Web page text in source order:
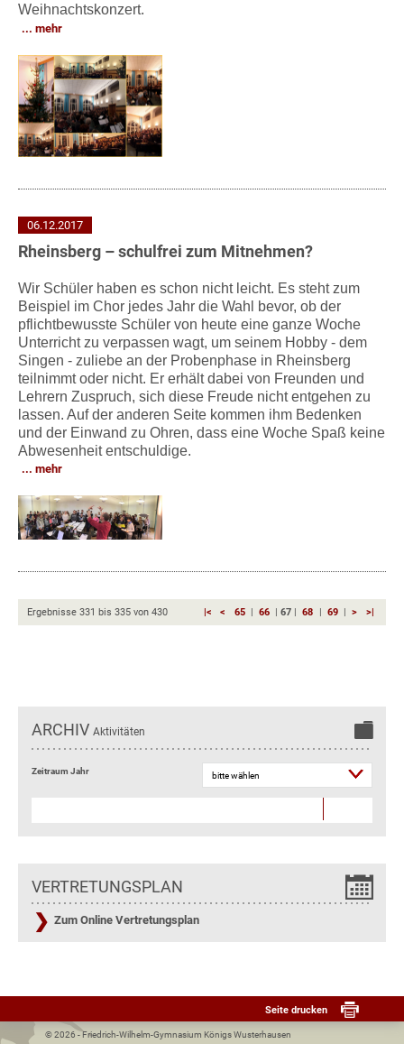
ARCHIV Aktivitäten
Zeitraum Jahr
VERTRETUNGSPLAN
Zum Online Vertretungsplan
Weihnachtskonzert.
mehr
06.12.2017
Rheinsberg – schulfrei zum Mitnehmen?
Wir Schüler haben es schon nicht leicht. Es steht zum
Beispiel im Chor jedes Jahr die Wahl bevor, ob der
pflichtbewusste Schüler von heute eine ganze Woche
Unterricht zu verpassen wagt, um seinem Hobby - dem
Singen - zuliebe an der Probenphase in Rheinsberg
teilnimmt oder nicht. Er erhält dabei von Freunden und
Lehrern Zuspruch, sich diese Freude nicht entgehen zu
lassen. Auf der anderen Seite kommen ihm Bedenken
und der Einwand zu Ohren, dass eine Woche Spaß keine
Abwesenheit entschuldige.
mehr
Ergebnisse 331 bis 335 von 430 |< < 65 | 66 |67 | 68 | 69 | > >|
Seite drucken
© 2026 - Friedrich-Wilhelm-Gymnasium Königs Wusterhausen­